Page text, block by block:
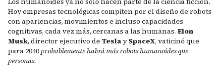
Hoy empresas tecnológicas compiten por el diseño de robots
con apariencias, movimientos e incluso capacidades
cognitivas, cada vez más, cercanas a las humanas. Elon
Musk, director ejecutivo de Teslay SpaceX, vaticinó que
para 2040probablemente habrá más robots humanoides que
personas.